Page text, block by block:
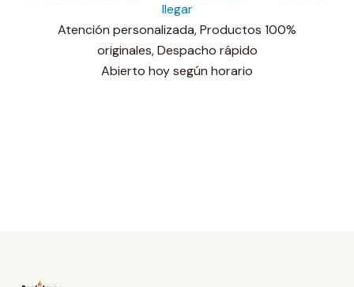
llegar
Atención personalizada,Productos 100%
originales,Despacho rápido
Sucursal operativa
Abierto hoy según horario